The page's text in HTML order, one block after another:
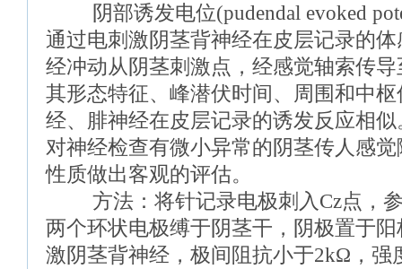
阴部诱发电位(pudendal evoked
通过电刺激阴茎背神经在皮层记录的
经冲动从阴茎刺激点，经感觉轴索传
其形态特征、峰潜伏时间、周围和中
经、腓神经在皮层记录的诱发反应相
对神经检查有微小异常的阴茎传人感
性质做出客观的评估。
方法：将针记录电极刺入Cz点，参
两个环状电极缚于阴茎干，阴极置于
激阴茎背神经，极间阻抗小于2kΩ，强